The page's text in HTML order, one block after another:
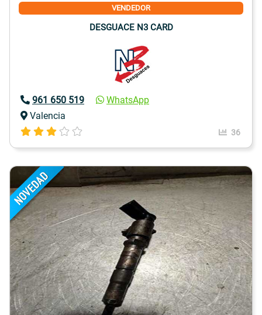
VENDEDOR
DESGUACE N3 CARD
961 650 519
WhatsApp
Valencia
36